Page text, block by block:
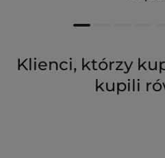
Klienci, którzy
kupili